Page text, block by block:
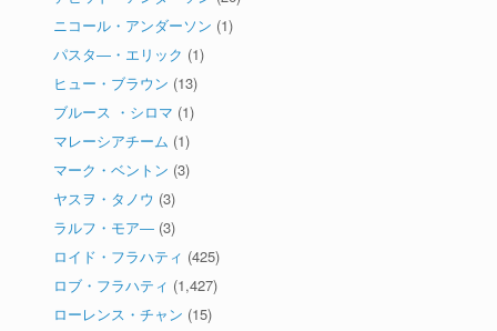
ニコール・アンダーソン (1)
パスタ―・エリック (1)
ヒュー・ブラウン (13)
ブルース ・シロマ (1)
マレーシアチーム (1)
マーク・ベントン (3)
ヤスヲ・タノウ (3)
ラルフ・モア― (3)
ロイド・フラハティ (425)
ロブ・フラハティ (1,427)
ローレンス・チャン (15)